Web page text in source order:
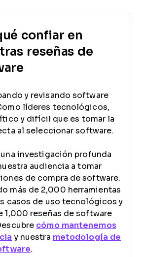
confiar en
reseñas de
y revisando software
líderes tecnológicos,
y difícil que es tomar la
al seleccionar software.
una investigación profunda
audiencia a tomar
de compra de software.
más de 2,000 herramientas
casos de uso tecnológicos y
1,000 reseñas de software
cómo mantenemos
y nuestra metodología de
.